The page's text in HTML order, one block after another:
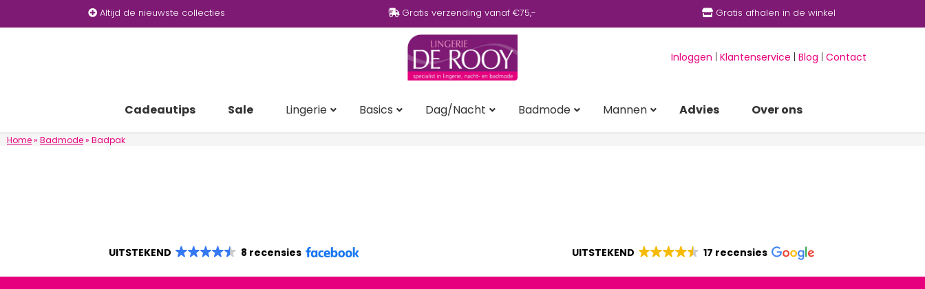
Altijd de nieuwste collecties Gratis verzending vanaf €75,- Gratis afhalen in de winkel
Inloggen Klantenservice Blog Contact
Cadeautips Sale Lingerie Basics Dag/Nacht Badmode Mannen Advies Over ons
Home» Badmode» Badpak
UITSTEKEND 8 recensies UITSTEKEND 17 recensies